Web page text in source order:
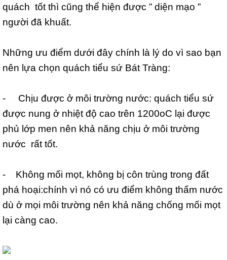
quách tốt thì cũng thể hiện được ” diện mạo ”
người đã khuất.
Những ưu điểm dưới đây chính là lý do vì sao bạn
nên lựa chọn quách tiểu sứ Bát Tràng:
- Chịu được ở môi trường nước: quách tiểu sứ
được nung ở nhiệt độ cao trên 1200oC lại được
phủ lớp men nên khả năng chịu ở môi trường
nước rất tốt.
- Không mối mọt, không bị côn trùng trong đất
phá hoại:chính vì nó có ưu điểm không thấm nước
dù ở mọi môi trường nên khả năng chống mối mọt
lại càng cao.